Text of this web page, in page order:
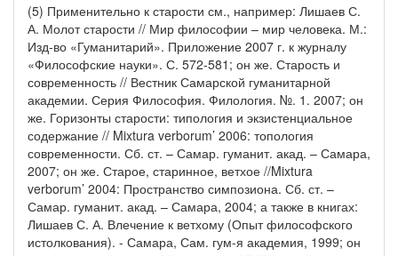
(5) Применительно к старости см., например: Лишаев С.
А. Молот старости // Мир философии – мир человека. М.:
Изд-во «Гуманитарий». Приложение 2007 г. к журналу
«Философские науки». С. 572-581; он же. Старость и
современность // Вестник Самарской гуманитарной
академии. Серия Философия. Филология. №. 1. 2007; он
же. Горизонты старости: типология и экзистенциальное
содержание // Mixtura verborum’ 2006: топология
современности. Сб. ст. – Самар. гуманит. акад. – Самара,
2007; он же. Старое, старинное, ветхое //Mixtura
verborum’ 2004: Пространство симпозиона. Сб. ст. –
Самар. гуманит. акад. – Самара, 2004; а также в книгах:
Лишаев С. А. Влечение к ветхому (Опыт философского
истолкования). - Самара, Сам. гум-я академия, 1999; он